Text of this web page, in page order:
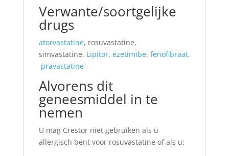
Verwante/soortgelijke
drugs
atorvastatine, rosuvastatine,
simvastatine, Lipitor, ezetimibe, fenofibraat,
pravastatine
Alvorens dit
geneesmiddel in te
nemen
U mag Crestor niet gebruiken als u
allergisch bent voor rosuvastatine of als u: